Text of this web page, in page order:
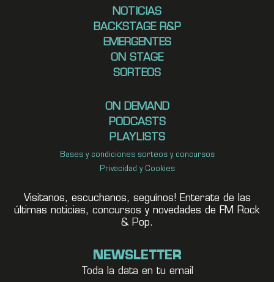
NOTICIAS
BACKSTAGE R&P
EMERGENTES
ON STAGE
SORTEOS
ON DEMAND
PODCASTS
PLAYLISTS
Bases y condiciones sorteos y concursos
Privacidad y Cookies
Visitanos, escuchanos, seguínos! Enterate de las
últimas noticias, concursos y novedades de FM Rock
& Pop.
NEWSLETTER
Toda la data en tu email